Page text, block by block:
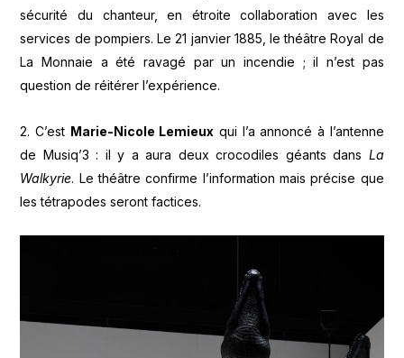
sécurité du chanteur, en étroite collaboration avec les
services de pompiers. Le 21 janvier 1885, le théâtre Royal de
La Monnaie a été ravagé par un incendie ; il n’est pas
question de réitérer l’expérience.
2. C’est Marie-Nicole Lemieux qui l’a annoncé à l’antenne
de Musiq’3 : il y a aura deux crocodiles géants dans La
Walkyrie. Le théâtre confirme l’information mais précise que
les tétrapodes seront factices.